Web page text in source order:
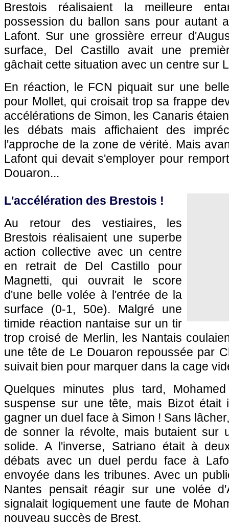
Brestois réalisaient la meilleure
possession du ballon sans pour autant
Lafont. Sur une grossière erreur
surface, Del Castillo avait une
gâchait cette situation avec un centre sur
En réaction, le FCN piquait sur une
pour Mollet, qui croisait trop sa frappe
accélérations de Simon, les Canaris
les débats mais affichaient des
l'approche de la zone de vérité. Mais
Lafont qui devait s'employer pour
Douaron...
L'accélération des Brestois !
Au retour des vestiaires, les
Brestois réalisaient une superbe
action collective avec un centre
en retrait de Del Castillo pour
Magnetti, qui ouvrait le score
d'une belle volée à l'entrée de la
surface (0-1, 50e). Malgré une
timide réaction nantaise sur un tir
trop croisé de Merlin, les Nantais
une tête de Le Douaron repoussée par
suivait bien pour marquer dans la cage
Quelques minutes plus tard,
suspense sur une tête, mais Bizot était
gagner un duel face à Simon ! Sans
de sonner la révolte, mais butaient sur
solide. A l'inverse, Satriano était à
débats avec un duel perdu face à
envoyée dans les tribunes. Avec un
Nantes pensait réagir sur une volée
signalait logiquement une faute de
nouveau succès de Brest.